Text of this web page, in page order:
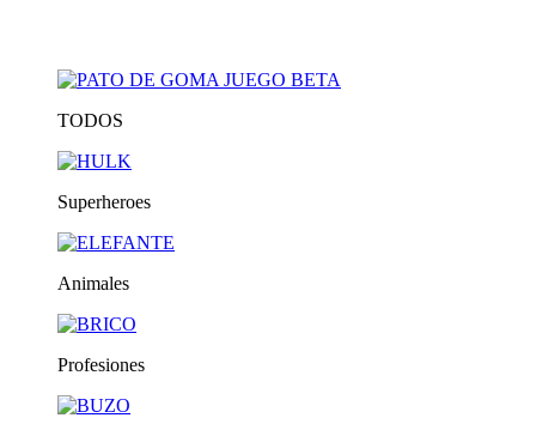
TODOS
Superheroes
Animales
Profesiones